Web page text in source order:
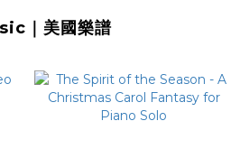
｜美國樂譜